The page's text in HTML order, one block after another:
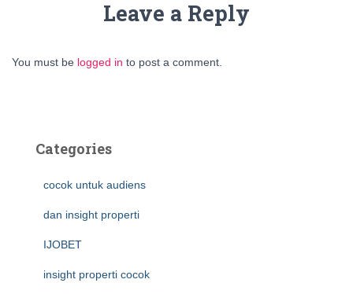
Leave a Reply
You must be logged in to post a comment.
Categories
cocok untuk audiens
dan insight properti
IJOBET
insight properti cocok